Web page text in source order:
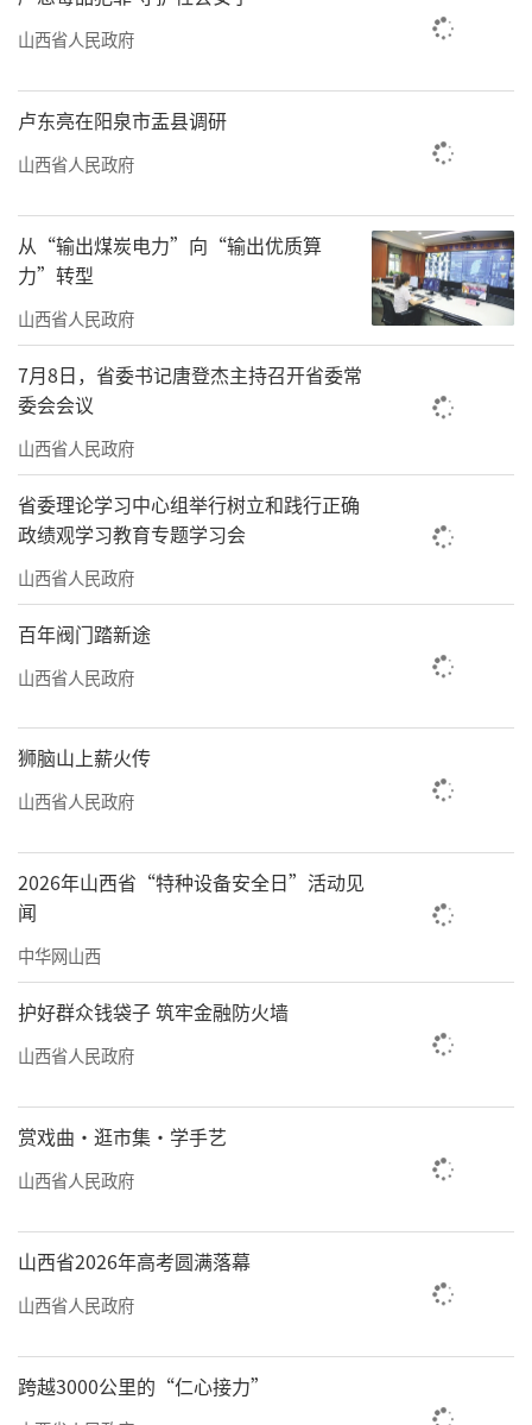
共识、凝聚智慧、凝聚力量。要强化责任担
当，按照省委工作部署，全面对标对表《建
议》战略部署和具体任务，持续为我省高质量
发展和“十五五”规划纲要编制建言献策出
力，为奋力谱写三晋大地推进中国式现代化新
篇章作出新的更大贡献。
责任编辑：何剑
山西省人民政府
卢东亮在阳泉市盂县调研
山西省人民政府
从“输出煤炭电力”向“输出优质算
力”转型
山西省人民政府
7月8日，省委书记唐登杰主持召开省委常
委会会议
山西省人民政府
省委理论学习中心组举行树立和践行正确
政绩观学习教育专题学习会
山西省人民政府
百年阀门踏新途
山西省人民政府
狮脑山上薪火传
山西省人民政府
2026年山西省“特种设备安全日”活动见
闻
中华网山西
护好群众钱袋子 筑牢金融防火墙
山西省人民政府
赏戏曲·逛市集·学手艺
山西省人民政府
山西省2026年高考圆满落幕
山西省人民政府
跨越3000公里的“仁心接力”